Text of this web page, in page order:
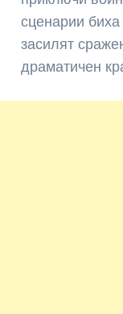
сценарии
засилят
драматичен